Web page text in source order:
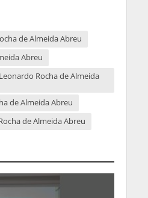
de Almeida Abreu
Abreu
Rocha de Almeida
de Almeida Abreu
de Almeida Abreu